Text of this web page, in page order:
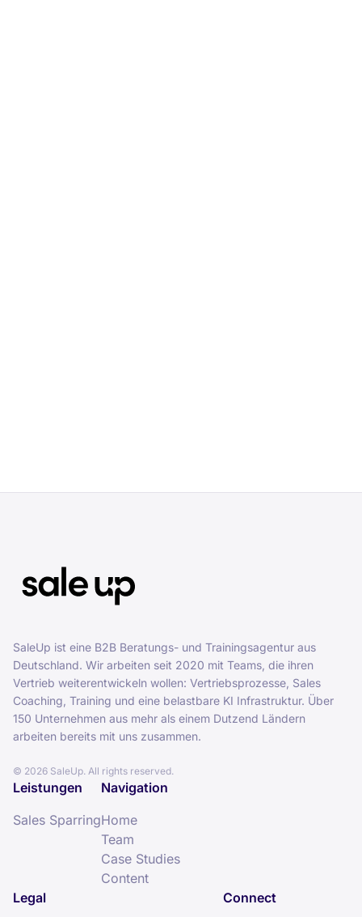
SaleUp ist eine B2B Beratungs- und Trainingsagentur aus
Deutschland. Wir arbeiten seit 2020 mit Teams, die ihren
Vertrieb weiterentwickeln wollen: Vertriebsprozesse, Sales
Coaching, Training und eine belastbare KI Infrastruktur. Über
150 Unternehmen aus mehr als einem Dutzend Ländern
arbeiten bereits mit uns zusammen.
© 2026 SaleUp. All rights reserved.
Leistungen
Sales Sparring
Navigation
Home
Team
Case Studies
Content
Legal
Connect